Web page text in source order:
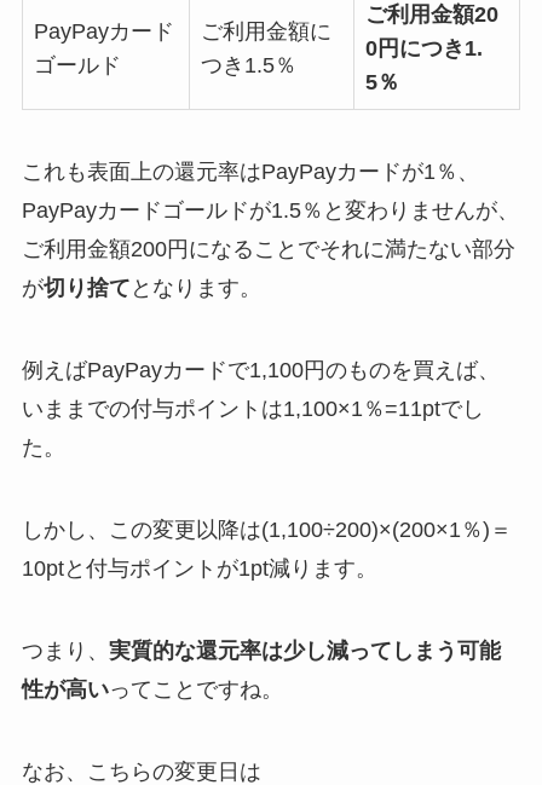
PayPayカード
ゴールド
ご利用金額に
つき1.5％
ご利用金額20
0円につき1.
5％
これも表面上の還元率はPayPayカードが1％、
PayPayカードゴールドが1.5％と変わりませんが、
ご利用金額200円になることでそれに満たない部分
が切り捨て となります。
例えばPayPayカードで1,100円のものを買えば、
いままでの付与ポイントは1,100×1％=11ptでし
た。
しかし、この変更以降は(1,100÷200)×(200×1％)＝
10ptと付与ポイントが1pt減ります。
つまり、 実質的な還元率は少し減ってしまう可能
性が高いってことですね。
なお、こちらの変更日は